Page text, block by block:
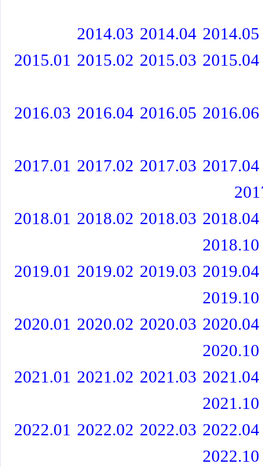
2014.03 2014.04 2014.05
2015.01 2015.02 2015.03 2015.04
2016.03 2016.04 2016.05 2016.06
2017.01 2017.02 2017.03 2017.04
2018.01 2018.02 2018.03 2018.04
2018.10
2019.01 2019.02 2019.03 2019.04
2019.10
2020.01 2020.02 2020.03 2020.04
2020.10
2021.01 2021.02 2021.03 2021.04
2021.10
2022.01 2022.02 2022.03 2022.04
2022.10